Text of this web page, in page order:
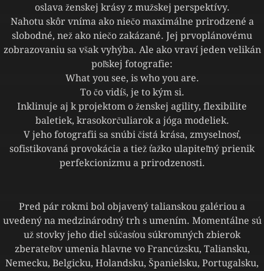
oslava ženskej krásy z mužskej perspektívy.
Nahotu skôr vníma ako niečo maximálne prirodzené a
slobodné, než ako niečo zakázané. Jej prvoplánovému
zobrazovaniu sa však vyhýba. Ale ako vraví jeden velikán
poľskej fotografie:
What you see, is who you are.
To čo vidíš, je to kým si.
Inklinuje aj k projektom o ženskej agility, flexibilite
baletiek, krasokorčuliarok a jóga modeliek.
V jeho fotografii sa snúbi čistá krása, zmyselnosť,
sofistikovaná provokácia a tiež ťažko ulapiteľný prienik
perfekcionizmu a prirodzenosti.
Pred pár rokmi bol objavený talianskou galériou a
uvedený na medzinárodný trh s umením. Momentálne sú
už stovky jeho diel súčasťou súkromných zbierok
zberateľov umenia hlavne vo Francúzsku, Taliansku,
Nemecku, Belgicku, Holandsku, Španielsku, Portugalsku,